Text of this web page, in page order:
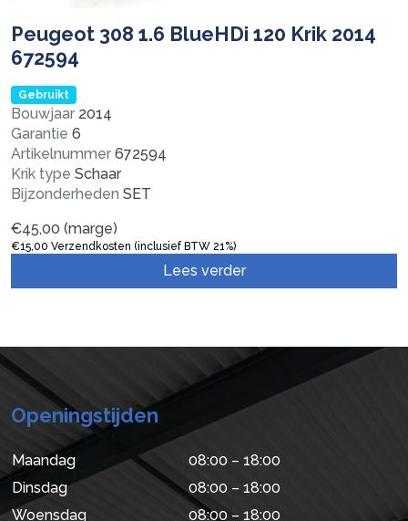
Peugeot 308 1.6 BlueHDi 120 Krik 2014
672594
Gebruikt
Bouwjaar 2014
Garantie 6
Artikelnummer 672594
Krik type Schaar
Bijzonderheden SET
€45,00 (marge)
€15,00 Verzendkosten (inclusief BTW 21%)
Lees verder
Openingstijden
Maandag
08:00 – 18:00
Dinsdag
08:00 – 18:00
Woensdag
08:00 – 18:00